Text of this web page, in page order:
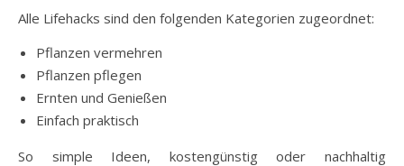
Alle Lifehacks sind den folgenden Kategorien zugeordnet:
Pflanzen vermehren
Pflanzen pflegen
Ernten und Genießen
Einfach praktisch
So simple Ideen, kostengünstig oder nachhaltig